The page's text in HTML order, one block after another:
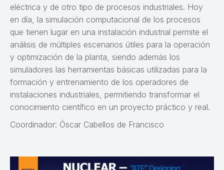
eléctrica y de otro tipo de procesos industriales. Hoy
en día, la simulación computacional de los procesos
que tienen lugar en una instalación industrial permite el
análisis de múltiples escenarios útiles para la operación
y optimización de la planta, siendo además los
simuladores las herramientas básicas utilizadas para la
formación y entrenamiento de los operadores de
instalaciones industriales, permitiendo transformar el
conocimiento científico en un proyecto práctico y real.
Coordinador: Óscar Cabellos de Francisco